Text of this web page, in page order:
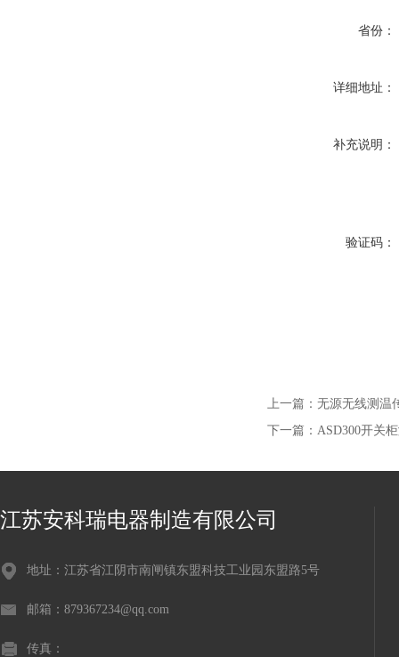
省份：
详细地址：
补充说明：
验证码：
上一篇： 无源无线测温
下一篇： ASD300开关
江苏安科瑞电器制造有限公司
地址：江苏省江阴市南闸镇东盟科技工业园东盟路5号
邮箱：879367234@qq.com
传真：